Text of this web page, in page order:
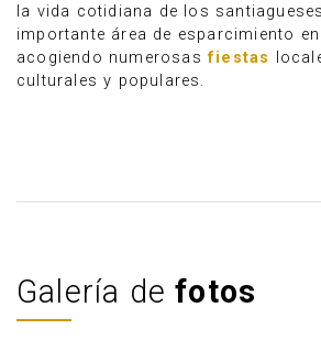
la vida cotidiana de los
importante área de esparcimiento
acogiendo numerosasfiestas
culturales y populares.
Galería defotos